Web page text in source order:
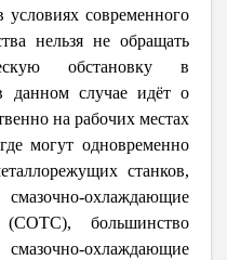
условиях современного
нельзя не обращать
обстановку в
данном случае идёт о
на рабочих местах
могут одновременно
станков,
охлаждающие
(СОТС), большинство
охлаждающие